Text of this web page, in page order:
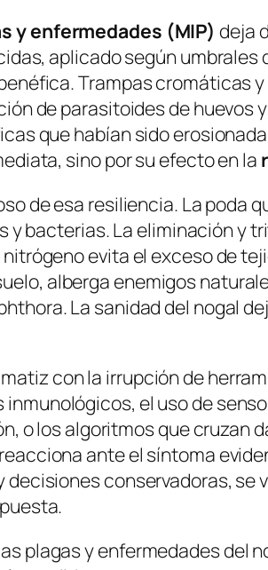
y enfermedades (MIP) deja
aplicado según
Trampas cromáticas
de parasitoides de
que habían sido
sino por su efecto en la
de esa resiliencia. La poda
y bacterias. La eliminación y
evita el exceso de
alberga enemigos
. La sanidad del nogal
con la irrupción de
el uso de
o los algoritmos que cruzan
ante el síntoma
conservadoras, se
plagas y enfermedades del